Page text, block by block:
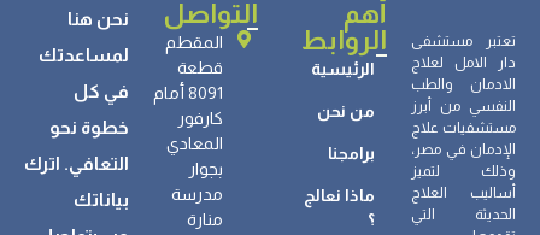
تعتبر مستشفى
دار الامل لعلاج
الادمان والطب
النفسي من أبرز
مستشفيات علاج
الإدمان في مصر،
وذلك لتميز
أساليب العلاج
الحديثة التي
أهم
الروابط
الرئيسية
من نحن
برامجنا
ماذا نعالج
؟
التواصل
المقطم
قطعة
8091 أمام
كارفور
المعادي
بجوار
مدرسة
منارة
نحن هنا
لمساعدتك
في كل
خطوة نحو
التعافي. اترك
بياناتك